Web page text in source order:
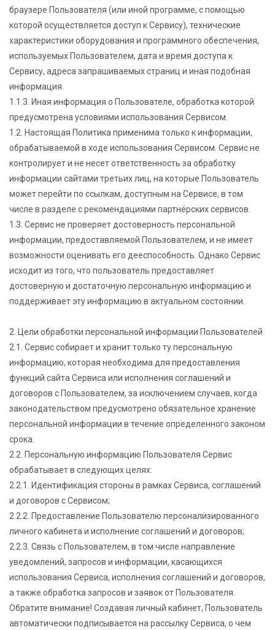
браузере Пользователя (или иной программе, с помощью
которой осуществляется доступ к Сервису), технические
характеристики оборудования и программного обеспечения,
используемых Пользователем, дата и время доступа к
Сервису, адреса запрашиваемых страниц и иная подобная
информация.
1.1.3. Иная информация о Пользователе, обработка которой
предусмотрена условиями использования Сервисом.
1.2. Настоящая Политика применима только к информации,
обрабатываемой в ходе использования Сервисом. Сервис не
контролирует и не несет ответственность за обработку
информации сайтами третьих лиц, на которые Пользователь
может перейти по ссылкам, доступным на Сервисе, в том
числе в разделе с рекомендациями партнёрских сервисов.
1.3. Сервис не проверяет достоверность персональной
информации, предоставляемой Пользователем, и не имеет
возможности оценивать его дееспособность. Однако Сервис
исходит из того, что пользователь предоставляет
достоверную и достаточную персональную информацию и
поддерживает эту информацию в актуальном состоянии.
2. Цели обработки персональной информации Пользователей
2.1. Сервис собирает и хранит только ту персональную
информацию, которая необходима для предоставления
функций сайта Сервиса или исполнения соглашений и
договоров с Пользователем, за исключением случаев, когда
законодательством предусмотрено обязательное хранение
персональной информации в течение определенного законом
срока.
2.2. Персональную информацию Пользователя Сервис
обрабатывает в следующих целях:
2.2.1. Идентификация стороны в рамках Сервиса, соглашений
и договоров с Сервисом;
2.2.2. Предоставление Пользователю персонализированного
личного кабинета и исполнение соглашений и договоров;
2.2.3. Связь с Пользователем, в том числе направление
уведомлений, запросов и информации, касающихся
использования Сервиса, исполнения соглашений и договоров,
а также обработка запросов и заявок от Пользователя.
Обратите внимание! Создавая личный кабинет, Пользователь
автоматически подписывается на рассылку Сервиса, о чем